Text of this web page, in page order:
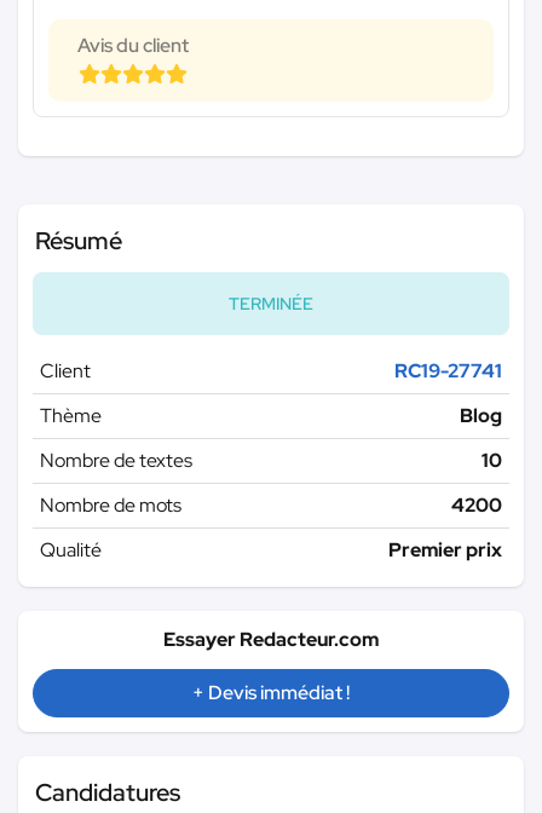
Avis du client
Résumé
TERMINÉE
Client
RC19-27741
Thème
Blog
Nombre de textes
10
Nombre de mots
4200
Qualité
Premier prix
Essayer Redacteur.com
+ Devis immédiat !
Candidatures